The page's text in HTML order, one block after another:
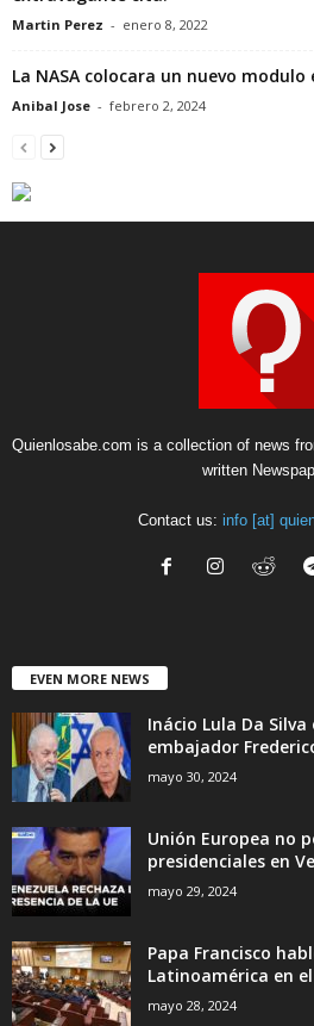
Martin Perez - enero 8, 2022
La NASA colocara un nuevo
Anibal Jose - febrero 2, 2024
Quienlosabe.com is a collection of news
written
Contact us: info [at]
EVEN MORE NEWS
Inácio Lula Da
embajador
mayo 30, 2024
Unión Europea no
presidenciales en
mayo 29, 2024
Papa Francisco
Latinoamérica en el
mayo 28, 2024